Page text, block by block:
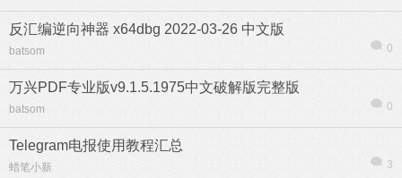
反汇编逆向神器 x64dbg 2022-03-26 中文版
batsom 0
万兴PDF专业版v9.1.5.1975中文破解版完整版
batsom 0
Telegram电报使用教程汇总
蜡笔小新 3